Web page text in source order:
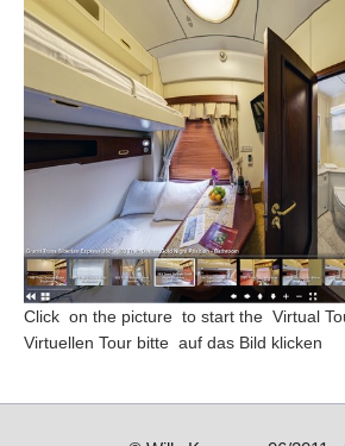
Click on the picture to start the Virtual
Virtuellen Tour bitte auf das Bild klicken